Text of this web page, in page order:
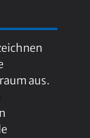
aus.